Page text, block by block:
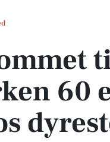
60 en af Aabybros
60